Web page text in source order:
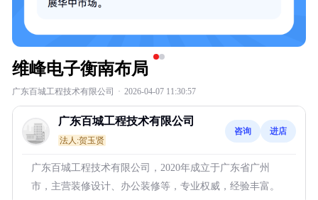
维峰电子衡南布局
广东百城工程技术有限公司 · 2026-04-07 11:30:57
广东百城工程技术有限公司
法人:贺玉贤
咨询 进店
广东百城工程技术有限公司，2020年成立于广东省广州
市，主营装修设计、办公装修等，专业权威，经验丰富。